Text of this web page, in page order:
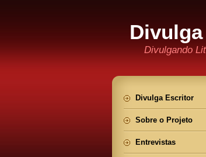
Divulgando
Divulga Escritor
Sobre o Projeto
Entrevistas